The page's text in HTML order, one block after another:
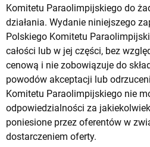
Komitetu Paraolimpijskiego do
działania. Wydanie niniejszego
Polskiego Komitetu
całości lub w jej części, bez
cenową i nie zobowiązuje do
powodów akceptacji lub
Komitetu Paraolimpijskiego nie
odpowiedzialności za
poniesione przez oferentów w
dostarczeniem oferty.